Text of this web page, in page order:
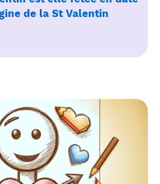
de la St Valentin